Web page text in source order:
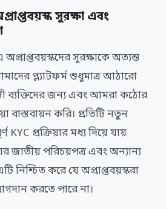
সুরক্ষা এবং
সুরক্ষাকে অত্যন্ত
প্ল্যাটফর্ম শুধুমাত্র আঠারো
ব্যক্তিদের জন্য এবং আমরা কঠোর
বাস্তবায়ন করি। প্রতিটি নতুন
KYC প্রক্রিয়ার মধ্য দিয়ে যায়
জাতীয় পরিচয়পত্র এবং অন্যান্য
নিশ্চিত করে যে অপ্রাপ্তবয়স্করা
করতে পারে না।